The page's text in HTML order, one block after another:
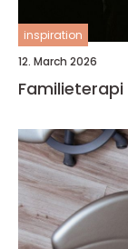
inspiration
12. March 2026